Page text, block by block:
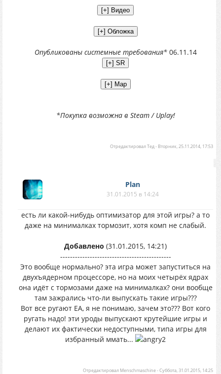
Опубликованы системные требования*06.11.14
*Покупка возможна в Steam / Uplay!
ОтредактировалТед- Вторник, 25.11.2014, 17:53
Plan
31.01.2015 в 14:24
есть ли какой-нибудь оптимизатор для этой игры? а то
даже на минималках тормозит, хотя комп не слабый.
Добавлено (31.01.2015, 14:21)
---------------------------------------------
Это вообще нормально? эта игра может запуститься на
двухъядерном процессоре, но на моих четырёх ядрах
она идёт с тормозами даже на минималках? они вообще
там зажрались что-ли выпускать такие игры???
Вот все ругают EA, я не понимаю, зачем это??? Вот кого
ругать надо! эти уроды выпускают крутейшие игры и
делают их фактически недоступными, типа игры для
избранный ммать...
Отредактировал Menschmaschine-Суббота, 31.01.2015, 14:25